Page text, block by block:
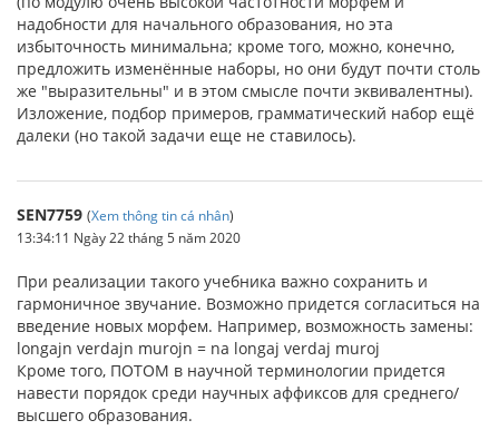
надобности для начального образования, но эта
избыточность минимальна; кроме того, можно, конечно,
предложить изменённые наборы, но они будут почти столь
же "выразительны" и в этом смысле почти эквивалентны).
Изложение, подбор примеров, грамматический набор ещё
далеки (но такой задачи еще не ставилось).
SEN7759 (Xem thông tin cá nhân)
13:34:11 Ngày 22 tháng 5 năm 2020
При реализации такого учебника важно сохранить и
гармоничное звучание. Возможно придется согласиться на
введение новых морфем. Например, возможность замены:
longajn verdajn murojn = na longaj verdaj muroj
Кроме того, ПОТОМ в научной терминологии придется
навести порядок среди научных аффиксов для среднего/
высшего образования.